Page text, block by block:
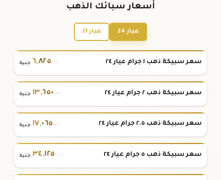
أسعار سبائك الذهب
عيار 24 عيار 21
سعر سبيكة ذهب ١ جرام عيار ٢٤ ٦,٨٢٥.٠٠ جنية
سعر سبيكة ذهب ٢ جرام عيار ٢٤ ١٣,٦٥٠ .٠٠ جنية
سعر سبيكة ذهب ٢.٥ جرام عيار ٢٤ ١٧,٠٦٥ .٠٠ جنية
سعر سبيكة ذهب ٥ جرام عيار ٢٤ ٣٤,١٢٥ .٠٠ جنية